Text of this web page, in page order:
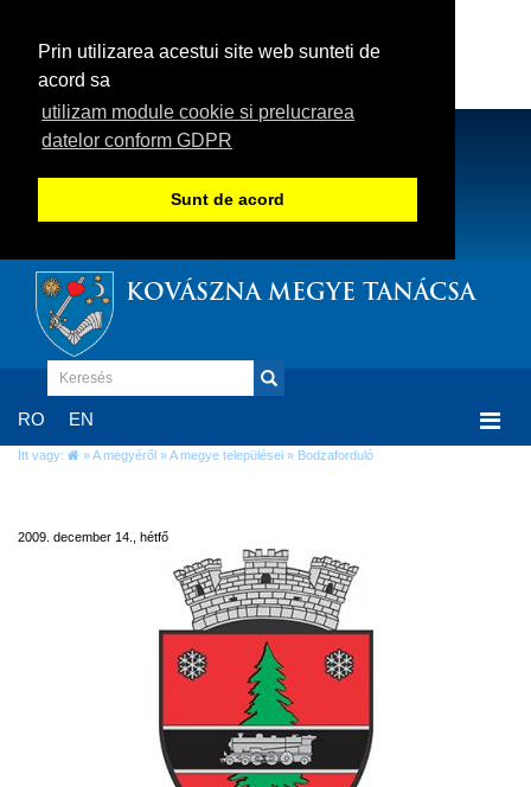
Prin utilizarea acestui site web sunteti de
acord sa
utilizam module cookie si prelucrarea
datelor conform GDPR
Sunt de acord
KOVÁSZNA MEGYE TANÁCSA
RO EN
Itt vagy: »A megyéről »A megye települései » Bodzaforduló
2009. december 14., hétfő